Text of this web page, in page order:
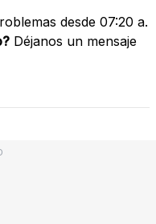
desde 07:20 a.
Déjanos un mensaje